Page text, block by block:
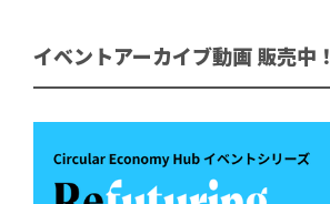
イベントアーカイブ動画 販売中！